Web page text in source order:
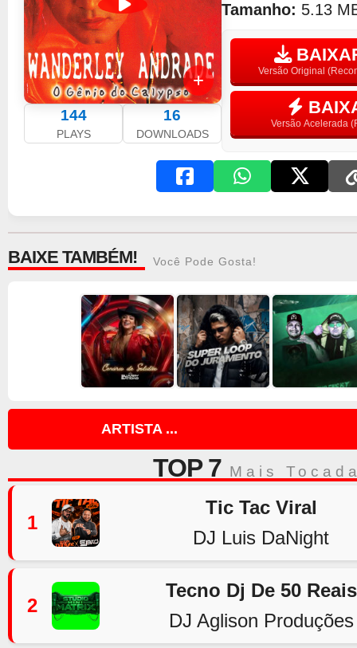
144
PLAYS
16
DOWNLOADS
Tamanho: 5.13
Versão Original
Versão Acelerada
BAIXE TAMBÉM! Você Pode Gosta!
ARTISTA ...
TOP 7 Mais
1
Tic Tac Viral
DJ Luis DaNight
2
Tecno Dj De 50 Reais
DJ Aglison Produções